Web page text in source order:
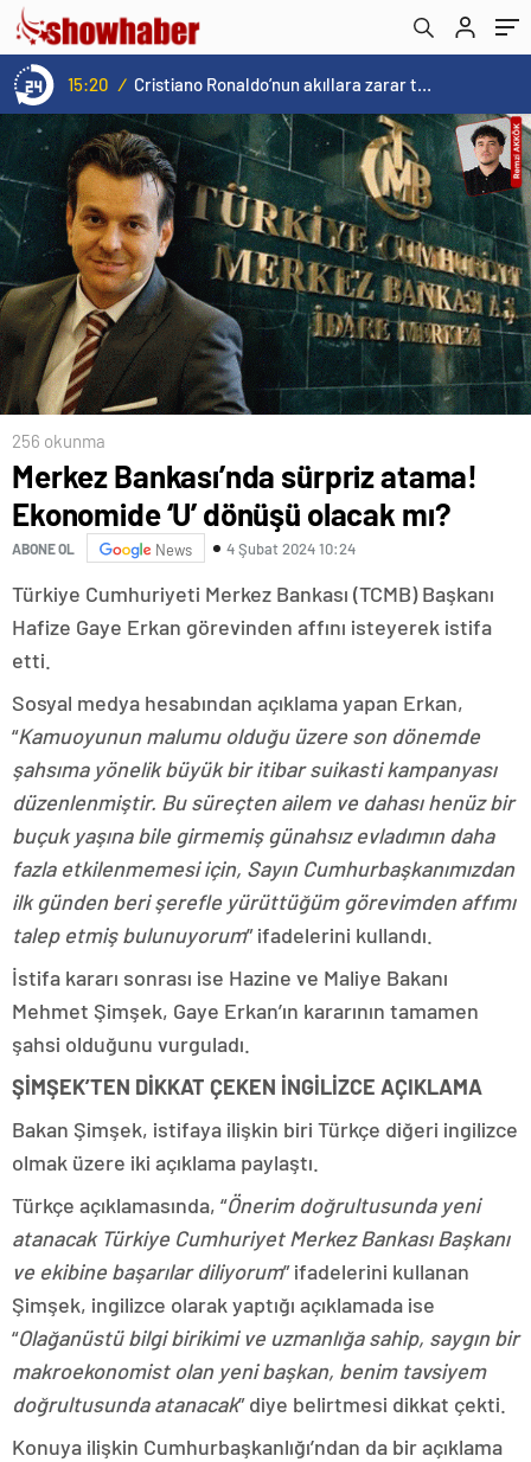
15:20 / Cristiano Ronaldo’nun akıllara zarar tüm kariyerinin istatistiğini çıkardık !
256 okunma
Merkez Bankası’nda sürpriz atama!
Ekonomide ‘U’ dönüşü olacak mı?
ABONE OL News 4 Şubat 2024 10:24
Türkiye Cumhuriyeti Merkez Bankası (TCMB) Başkanı
Hafize Gaye Erkan görevinden affını isteyerek istifa
etti.
Sosyal medya hesabından açıklama yapan Erkan,
“Kamuoyunun malumu olduğu üzere son dönemde
şahsıma yönelik büyük bir itibar suikasti kampanyası
düzenlenmiştir. Bu süreçten ailem ve dahası henüz bir
buçuk yaşına bile girmemiş günahsız evladımın daha
fazla etkilenmemesi için, Sayın Cumhurbaşkanımızdan
ilk günden beri şerefle yürüttüğüm görevimden affımı
talep etmiş bulunuyorum” ifadelerini kullandı.
İstifa kararı sonrası ise Hazine ve Maliye Bakanı
Mehmet Şimşek, Gaye Erkan’ın kararının tamamen
şahsi olduğunu vurguladı.
ŞİMŞEK’TEN DİKKAT ÇEKEN İNGİLİZCE AÇIKLAMA
Bakan Şimşek, istifaya ilişkin biri Türkçe diğeri ingilizce
olmak üzere iki açıklama paylaştı.
Türkçe açıklamasında, “Önerim doğrultusunda yeni
atanacak Türkiye Cumhuriyet Merkez Bankası Başkanı
ve ekibine başarılar diliyorum” ifadelerini kullanan
Şimşek, ingilizce olarak yaptığı açıklamada ise
“Olağanüstü bilgi birikimi ve uzmanlığa sahip, saygın bir
makroekonomist olan yeni başkan, benim tavsiyem
doğrultusunda atanacak” diye belirtmesi dikkat çekti.
Konuya ilişkin Cumhurbaşkanlığı’ndan da bir açıklama